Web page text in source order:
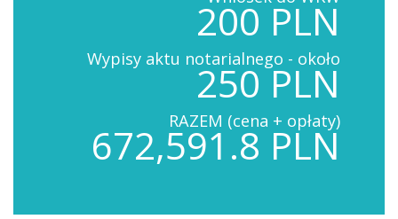
200 PLN
Wypisy aktu notarialnego - około
250 PLN
RAZEM (cena + opłaty)
672,591.8 PLN